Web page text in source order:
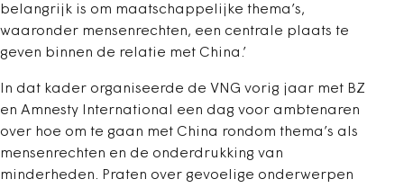
belangrijk is om maatschappelijke thema’s,
waaronder mensenrechten, een centrale plaats te
geven binnen de relatie met China.’
In dat kader organiseerde de VNG vorig jaar met BZ
en Amnesty International een dag voor ambtenaren
over hoe om te gaan met China rondom thema’s als
mensenrechten en de onderdrukking van
minderheden. Praten over gevoelige onderwerpen